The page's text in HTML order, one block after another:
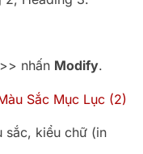
nhấn Modify.
sắc, kiểu chữ (in